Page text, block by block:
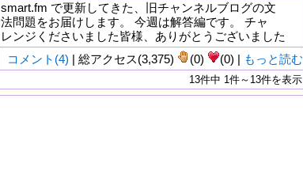
smart.fm で更新してきた、旧チャンネルブログの文
法問題をお届けします。 今週は解答編です。 チャ
レンジくださいました皆様、ありがとうございました
コメント(4) | 総アクセス(3,375) (0) (0) | もっと読む
13件中 1件～13件を表示